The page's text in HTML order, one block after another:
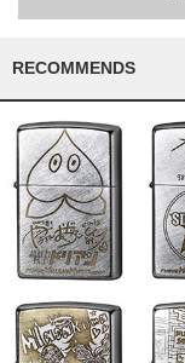
RECOMMENDS